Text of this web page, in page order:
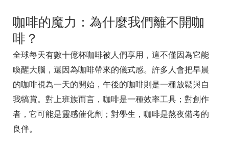
咖啡的魔力：為什麼我們離不開咖
啡？
全球每天有數十億杯咖啡被人們享用，這不僅因為它能
喚醒大腦，還因為咖啡帶來的儀式感。許多人會把早晨
的咖啡視為一天的開始，午後的咖啡則是一種放鬆與自
我犒賞。對上班族而言，咖啡是一種效率工具；對創作
者，它可能是靈感催化劑；對學生，咖啡是熬夜備考的
良伴。